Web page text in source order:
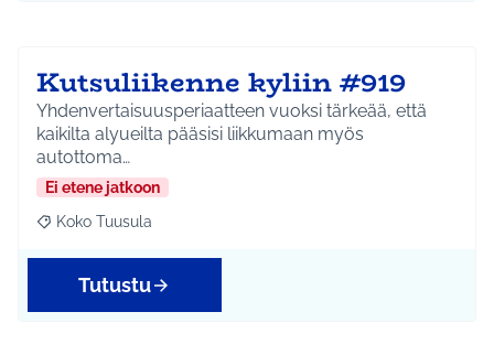
Kutsuliikenne kyliin #919
Yhdenvertaisuusperiaatteen vuoksi tärkeää, että
kaikilta alyueilta pääsisi liikkumaan myös
autottoma…
Ei etene jatkoon
Rajaa tulokset aihepiirin mukaan: Koko Tuusula
Koko Tuusula
Tutustu